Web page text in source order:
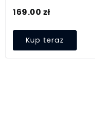
169.00 zł
Kup teraz